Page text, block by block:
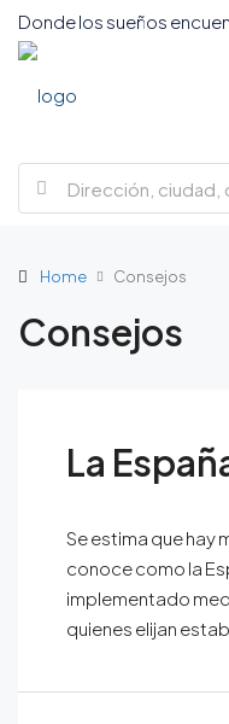
Donde los sueños
Home Consejos
Consejos
La
Se estima que
conoce como la
implementado
quienes elijan